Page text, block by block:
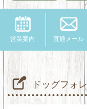
営業案内 直通メール
ドッグフォ